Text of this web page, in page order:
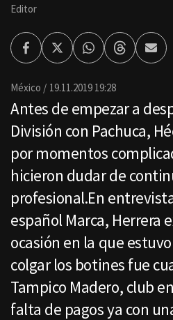
Editor
FacebookTwitterWhatsappThreadsEnviar
por
México 19.11.2019 19:28
Antes de empezar a
División con Pachuca,
por momentos
hicieron dudar de
profesional.En
español Marca, Herrera
ocasión en la que
colgar los botines fue
Tampico Madero, club
falta de pagos ya con